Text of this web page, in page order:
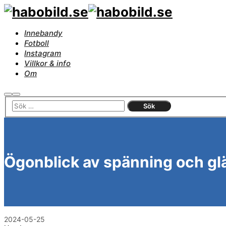
Innebandy
Fotboll
Instagram
Villkor & info
Om
SökHuvudmeny
Ögonblick av spänning och
2024-05-25